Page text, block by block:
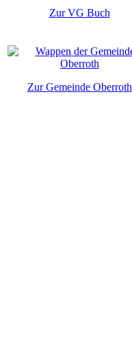
Zur VG Buch
Zur Gemeinde Oberroth